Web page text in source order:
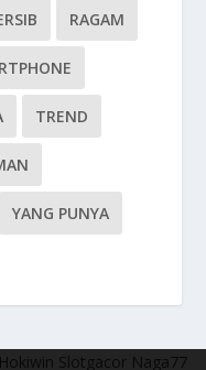
RAGAM
TREND
YANG PUNYA
Hokiwin Slotgacor Naga77